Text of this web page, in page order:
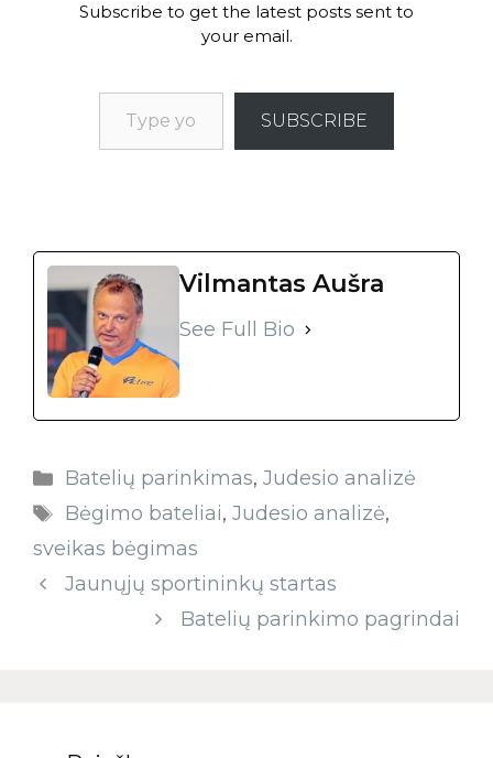
Subscribe to get the latest posts sent to
your email.
SUBSCRIBE
Vilmantas Aušra
See Full Bio
Batelių parinkimas, Judesio analizė
Bėgimo bateliai, Judesio analizė,
sveikas bėgimas
Jaunųjų sportininkų startas
Batelių parinkimo pagrindai